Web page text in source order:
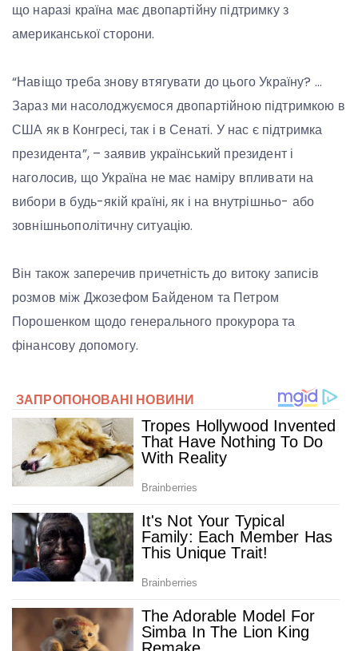
що наразі країна має двопартійну підтримку з
американської сторони.
“Навіщо треба знову втягувати до цього Україну? …
Зараз ми насолоджуємося двопартійною підтримкою в
США як в Конгресі, так і в Сенаті. У нас є підтримка
президента”, – заявив український президент і
наголосив, що Україна не має наміру впливати на
вибори в будь-якій країні, як і на внутрішньо- або
зовнішньополітичну ситуацію.
Він також заперечив причетність до витоку записів
розмов між Джозефом Байденом та Петром
Порошенком щодо генерального прокурора та
фінансову допомогу.